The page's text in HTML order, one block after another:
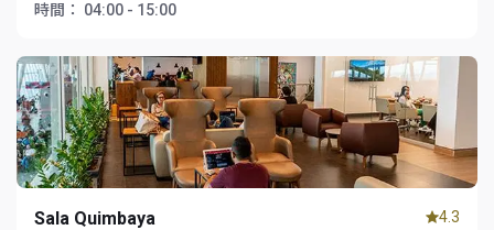
時間：
04:00 - 15:00
Sala Quimbaya 4.3